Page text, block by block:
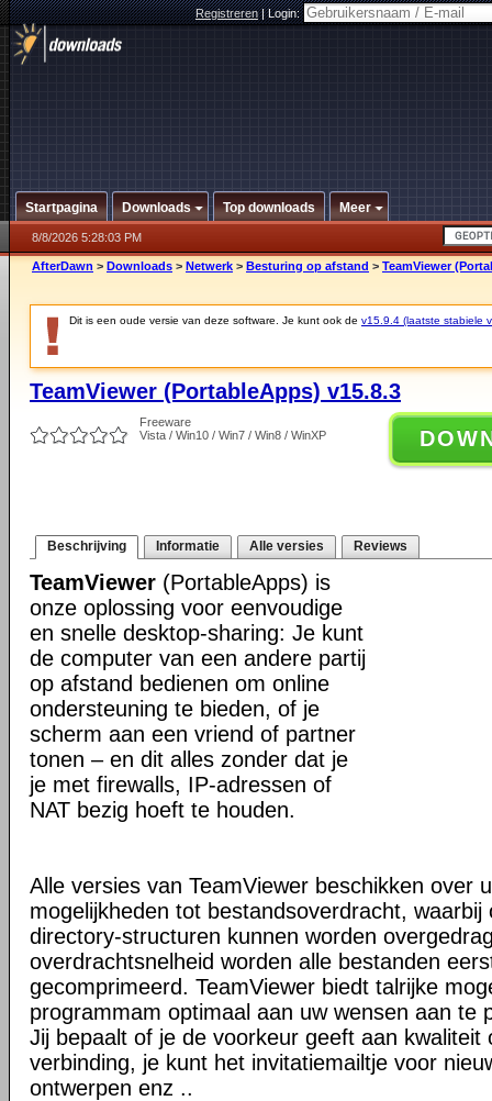
Registreren|Login:
Startpagina Downloads Top downloads Meer
8/8/2026 5:28:03 PM
AfterDawn > Downloads > Netwerk > Besturing op afstand > TeamViewer
Dit is een oude versie van deze software. Je kunt ook de v15.9.4 (laatste stabiele
TeamViewer (PortableApps) v15.8.3
Freeware
Vista / Win10 / Win7 / Win8 / WinXP
Beschrijving Informatie Alle versies Reviews
TeamViewer (PortableApps) is
onze oplossing voor eenvoudige
en snelle desktop-sharing: Je kunt
de computer van een andere partij
op afstand bedienen om online
ondersteuning te bieden, of je
scherm aan een vriend of partner
tonen – en dit alles zonder dat je
je met firewalls, IP-adressen of
NAT bezig hoeft te houden.
Alle versies van TeamViewer beschikken over
mogelijkheden tot bestandsoverdracht, waarbij
directory-structuren kunnen worden
overdrachtsnelheid worden alle bestanden
gecomprimeerd. TeamViewer biedt talrijke
programmam optimaal aan uw wensen aan te
Jij bepaalt of je de voorkeur geeft aan kwaliteit
verbinding, je kunt het invitatiemailtje voor
ontwerpen enz ..